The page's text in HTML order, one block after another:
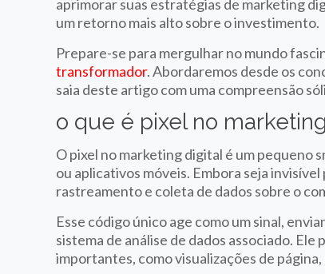
aprimorar suas estratégias de marketing
um retorno mais alto sobre o investimento.
Prepare-se para mergulhar no mundo
transformador. Abordaremos desde os
saia deste artigo com uma compreensão
o que é pixel no
O pixel no marketing digital é um pequeno
ou aplicativos móveis. Embora seja
rastreamento e coleta de dados sobre o
Esse código único age como um sinal,
sistema de análise de dados associado.
importantes, como visualizações de